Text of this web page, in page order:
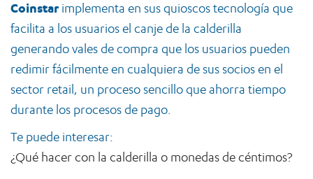
Coinstar implementa en sus quioscos tecnología que
facilita a los usuarios el canje de la calderilla
generando vales de compra que los usuarios pueden
redimir fácilmente en cualquiera de sus socios en el
sector retail, un proceso sencillo que ahorra tiempo
durante los procesos de pago.
Te puede interesar:
¿Qué hacer con la calderilla o monedas de céntimos?